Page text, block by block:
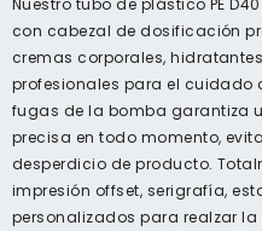
Nuestro tubo de plástico PE
con cabezal de dosificación
cremas corporales,
profesionales para el cuidado
fugas de la bomba garantiza
precisa en todo momento,
desperdicio de producto.
impresión offset, serigrafía,
personalizados para realzar